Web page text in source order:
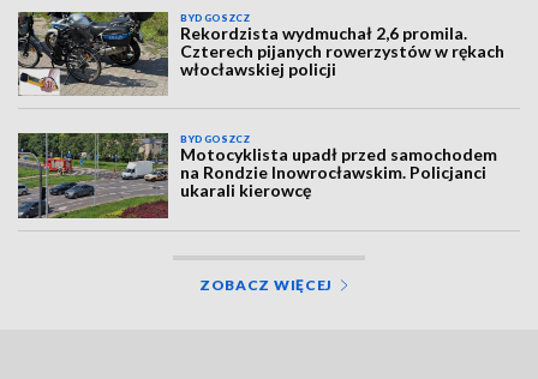
BYDGOSZCZ
Rekordzista wydmuchał 2,6 promila.
Czterech pijanych rowerzystów w rękach
włocławskiej policji
BYDGOSZCZ
Motocyklista upadł przed samochodem
na Rondzie Inowrocławskim. Policjanci
ukarali kierowcę
ZOBACZ WIĘCEJ